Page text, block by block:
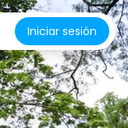
Iniciar sesión